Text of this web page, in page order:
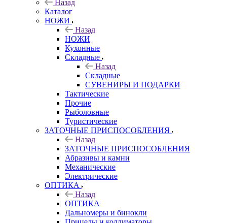
Назад
Каталог
НОЖИ
Назад
НОЖИ
Кухонные
Складные
Назад
Складные
СУВЕНИРЫ И ПОДАРКИ
Тактические
Прочие
Рыболовные
Туристические
ЗАТОЧНЫЕ ПРИСПОСОБЛЕНИЯ
Назад
ЗАТОЧНЫЕ ПРИСПОСОБЛЕНИЯ
Абразивы и камни
Механические
Электрические
ОПТИКА
Назад
ОПТИКА
Дальномеры и бинокли